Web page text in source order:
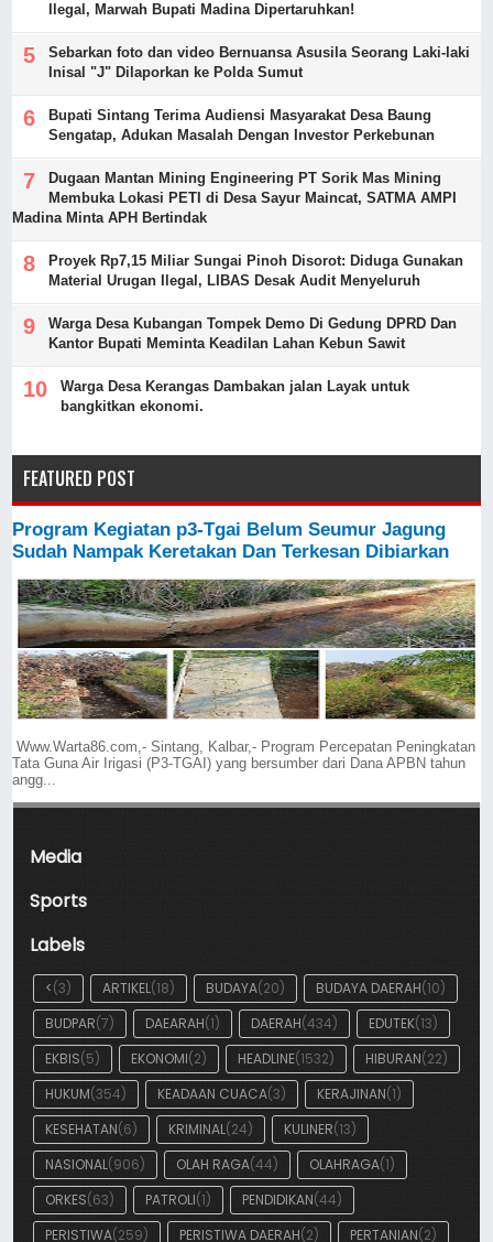
Ilegal, Marwah Bupati Madina Dipertaruhkan!
Sebarkan foto dan video Bernuansa Asusila Seorang Laki-laki
Inisal "J" Dilaporkan ke Polda Sumut
Bupati Sintang Terima Audiensi Masyarakat Desa Baung
Sengatap, Adukan Masalah Dengan Investor Perkebunan
Dugaan Mantan Mining Engineering PT Sorik Mas Mining
Membuka Lokasi PETI di Desa Sayur Maincat, SATMA AMPI
Madina Minta APH Bertindak
Proyek Rp7,15 Miliar Sungai Pinoh Disorot: Diduga Gunakan
Material Urugan Ilegal, LIBAS Desak Audit Menyeluruh
Warga Desa Kubangan Tompek Demo Di Gedung DPRD Dan
Kantor Bupati Meminta Keadilan Lahan Kebun Sawit
Warga Desa Kerangas Dambakan jalan Layak untuk
bangkitkan ekonomi.
FEATURED POST
Program Kegiatan p3-Tgai Belum Seumur Jagung
Sudah Nampak Keretakan Dan Terkesan Dibiarkan
Www.Warta86.com,- Sintang, Kalbar,- Program Percepatan Peningkatan
Tata Guna Air Irigasi (P3-TGAI) yang bersumber dari Dana APBN tahun
angg...
Media
Sports
Labels
<(3) ARTIKEL(18) BUDAYA(20) BUDAYA DAERAH(10)
BUDPAR(7) DAEARAH(1) DAERAH(434) EDUTEK(13)
EKBIS(5) EKONOMI(2) HEADLINE(1532) HIBURAN(22)
HUKUM(354) KEADAAN CUACA(3) KERAJINAN(1)
KESEHATAN(6) KRIMINAL(24) KULINER(13)
NASIONAL(906) OLAH RAGA(44) OLAHRAGA(1)
ORKES(63) PATROLI(1) PENDIDIKAN(44)
PERISTIWA(259) PERISTIWA DAERAH(2) PERTANIAN(2)